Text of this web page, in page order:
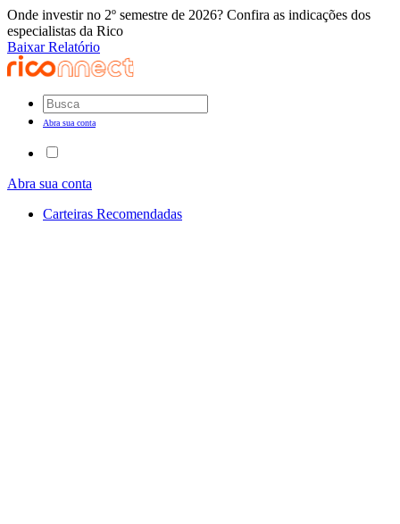
Onde investir no 2º semestre de 2026? Confira as indicações dos
especialistas da Rico
Baixar Relatório
Abra sua conta
Abra sua conta
Carteiras Recomendadas